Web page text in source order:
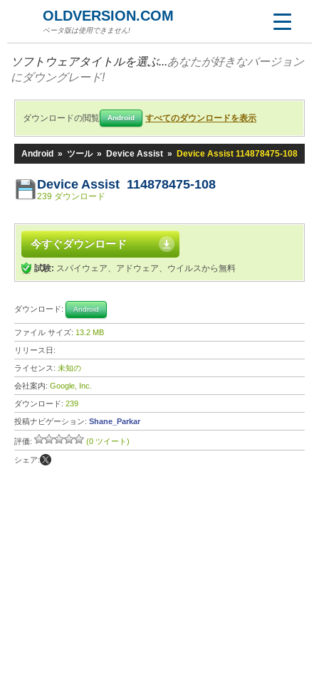
OLDVERSION.COM
ベータ版は使用できません!
ソフトウェアタイトルを選ぶ...あなたが好きなバージョン
にダウングレード!
ダウンロードの閲覧 Android すべてのダウンロードを表示
Android » ツール » Device Assist » Device Assist 114878475-108
Device Assist 114878475-108
239 ダウンロード
今すぐダウンロード
試験: スパイウェア、アドウェア、ウイルスから無料
ダウンロード: Android
ファイル サイズ: 13.2 MB
リリース日:
ライセンス: 未知の
会社案内: Google, Inc.
ダウンロード: 239
投稿ナビゲーション: Shane_Parkar
評価: (0 ツイート)
シェア: